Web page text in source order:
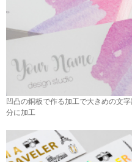
凹凸の銅板で作る加工で大きめの文
分に加工